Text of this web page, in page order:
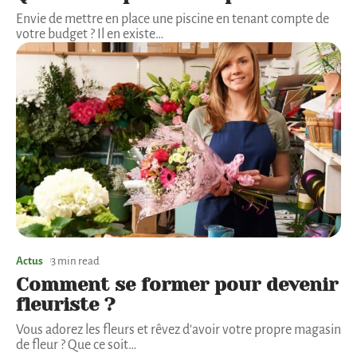
Envie de mettre en place une piscine en tenant compte de
votre budget ? Il en existe…
Actus 3 min read
Comment se former pour devenir
fleuriste ?
Vous adorez les fleurs et rêvez d'avoir votre propre magasin
de fleur ? Que ce soit…